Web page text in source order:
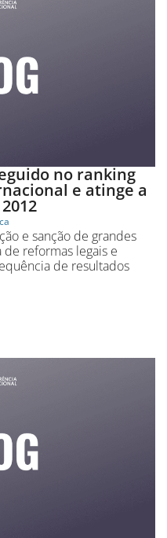
no ranking
e atinge a
e sanção de grandes
reformas legais e
de resultados